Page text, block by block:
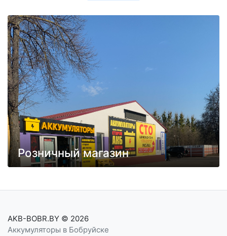
Розничный магазин
AKB-BOBR.BY © 2026
Аккумуляторы в Бобруйске